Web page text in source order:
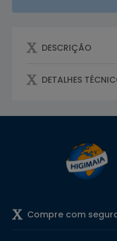
DESCRIÇÃO
DETALHES
Compre com